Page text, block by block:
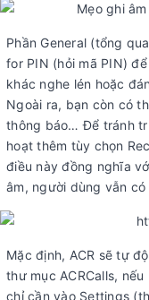
Phần General (tổng
for PIN (hỏi mã PIN)
khác nghe lén hoặc
Ngoài ra, bạn còn có
thông báo… Để tránh
hoạt thêm tùy chọn
điều này đồng nghĩa
âm, người dùng vẫn
Mặc định, ACR sẽ tự
thư mục ACRCalls,
chỉ cần vào Settings